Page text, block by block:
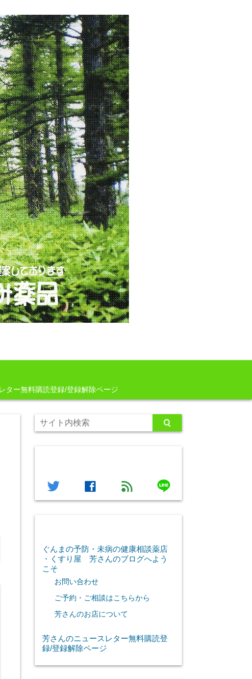
ター無料購読登録/登録解除ページ
twitter facebook feed line
ぐんまの予防・未病の健康相談薬店
・くすり屋 芳さんのブログへよう
こそ
お問い合わせ
ご予約・ご相談はこちらから
芳さんのお店について
芳さんのニュースレター無料購読登
録/登録解除ページ